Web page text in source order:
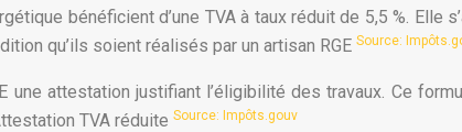
bénéficient d’une TVA à taux réduit de 5,5 %. Elle
qu’ils soient réalisés par un artisan RGE Source:
une attestation justifiant l’éligibilité des travaux. Ce
TVA réduite Source: Impôts.gouv